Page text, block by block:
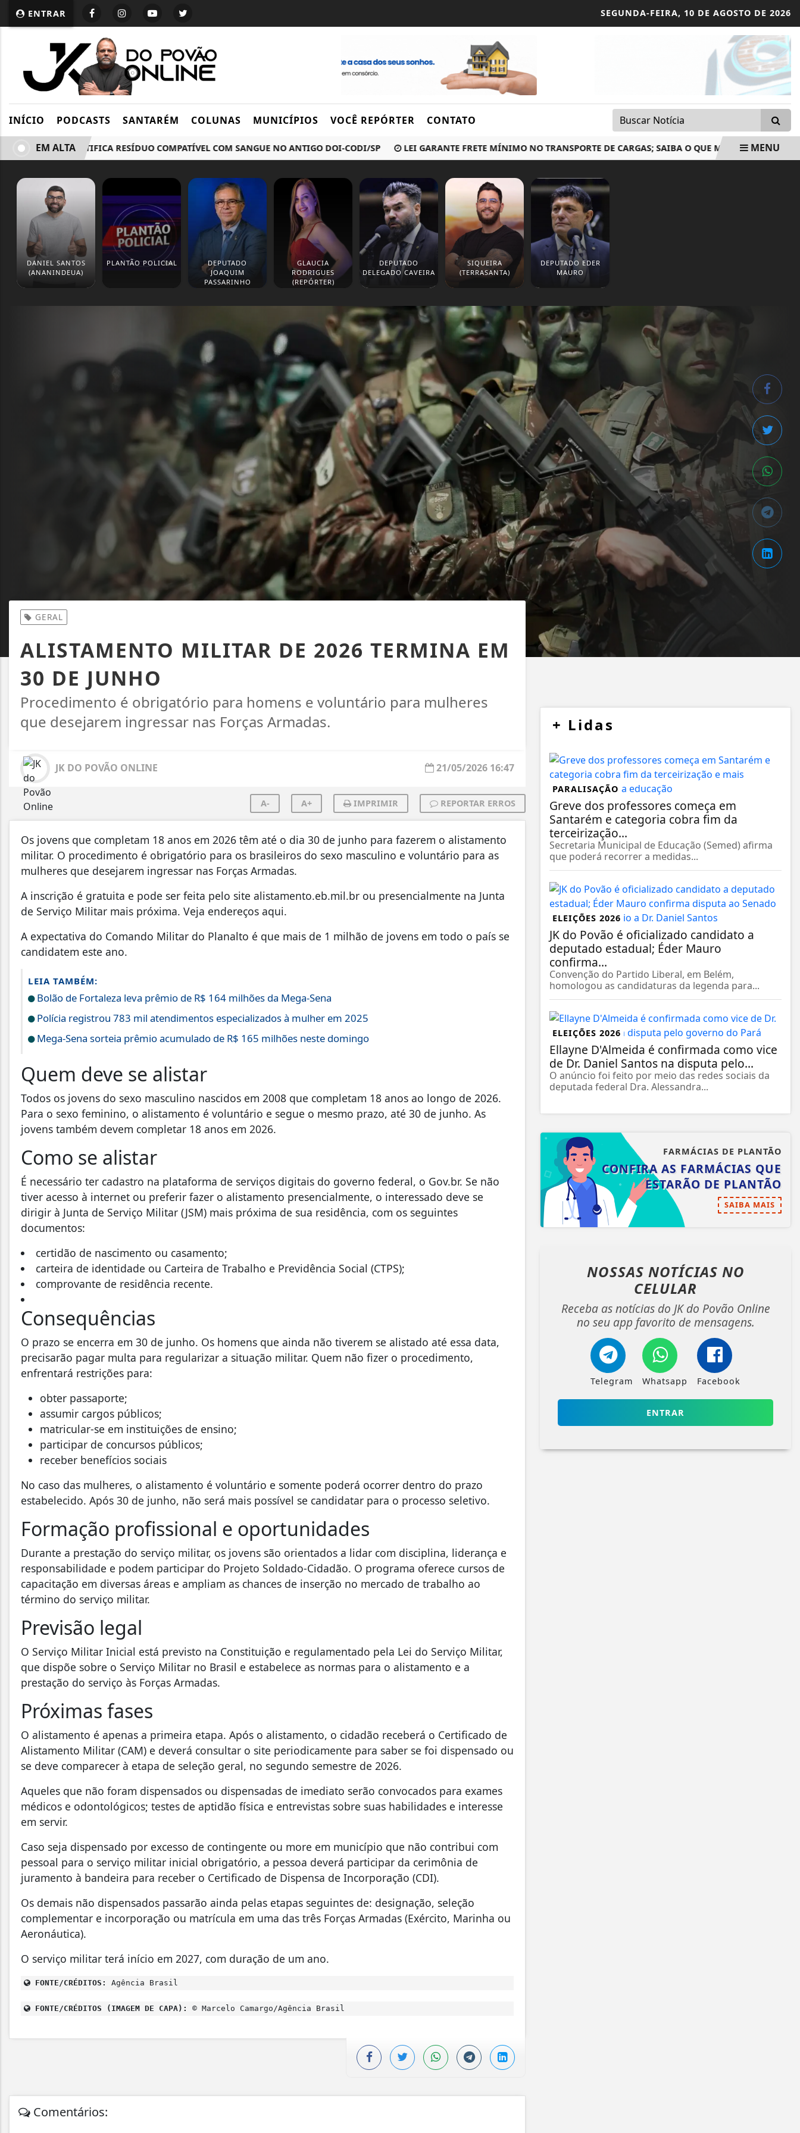
ENTRAR SEGUNDA-FEIRA, 10 DE AGOSTO DE 2026
INÍCIO PODCASTS SANTARÉM COLUNAS MUNICÍPIOS VOCÊ REPÓRTER CONTATO
UNIFESP IDENTIFICA RESÍDUO COMPATÍVEL COM SANGUE NO ANTIGO DOI-CODI/SP LEI GARANTE FRETE MÍNIMO NO TRANSPORTE DE CARGAS; SAIBA O QUE MUDA COPOM
EM ALTA MENU
DANIEL SANTOS
(ANANINDEUA)
PLANTÃO POLICIAL
DEPUTADO
JOAQUIM
PASSARINHO
GLAUCIA
RODRIGUES
(REPÓRTER)
DEPUTADO
DELEGADO CAVEIRA
SIQUEIRA
(TERRASANTA)
DEPUTADO EDER
MAURO
GERAL
ALISTAMENTO MILITAR DE 2026 TERMINA EM
30 DE JUNHO
Procedimento é obrigatório para homens e voluntário para mulheres
que desejarem ingressar nas Forças Armadas.
JK DO POVÃO ONLINE 21/05/2026 16:47
A- A+ IMPRIMIR REPORTAR ERROS
Os jovens que completam 18 anos em 2026 têm até o dia 30 de junho para fazerem o alistamento
militar. O procedimento é obrigatório para os brasileiros do sexo masculino e voluntário para as
mulheres que desejarem ingressar nas Forças Armadas.
A inscrição é gratuita e pode ser feita pelo site alistamento.eb.mil.br ou presencialmente na Junta
de Serviço Militar mais próxima. Veja endereços aqui.
A expectativa do Comando Militar do Planalto é que mais de 1 milhão de jovens em todo o país se
candidatem este ano.
LEIA TAMBÉM:
Bolão de Fortaleza leva prêmio de R$ 164 milhões da Mega-Sena
Polícia registrou 783 mil atendimentos especializados à mulher em 2025
Mega-Sena sorteia prêmio acumulado de R$ 165 milhões neste domingo
Quem deve se alistar
Todos os jovens do sexo masculino nascidos em 2008 que completam 18 anos ao longo de 2026.
Para o sexo feminino, o alistamento é voluntário e segue o mesmo prazo, até 30 de junho. As
jovens também devem completar 18 anos em 2026.
Como se alistar
É necessário ter cadastro na plataforma de serviços digitais do governo federal, o Gov.br. Se não
tiver acesso à internet ou preferir fazer o alistamento presencialmente, o interessado deve se
dirigir à Junta de Serviço Militar (JSM) mais próxima de sua residência, com os seguintes
documentos:
certidão de nascimento ou casamento;
carteira de identidade ou Carteira de Trabalho e Previdência Social (CTPS);
comprovante de residência recente.
Consequências
O prazo se encerra em 30 de junho. Os homens que ainda não tiverem se alistado até essa data,
precisarão pagar multa para regularizar a situação militar. Quem não fizer o procedimento,
enfrentará restrições para:
obter passaporte;
assumir cargos públicos;
matricular-se em instituições de ensino;
participar de concursos públicos;
receber benefícios sociais
No caso das mulheres, o alistamento é voluntário e somente poderá ocorrer dentro do prazo
estabelecido. Após 30 de junho, não será mais possível se candidatar para o processo seletivo.
Formação profissional e oportunidades
Durante a prestação do serviço militar, os jovens são orientados a lidar com disciplina, liderança e
responsabilidade e podem participar do Projeto Soldado-Cidadão. O programa oferece cursos de
capacitação em diversas áreas e ampliam as chances de inserção no mercado de trabalho ao
término do serviço militar.
Previsão legal
O Serviço Militar Inicial está previsto na Constituição e regulamentado pela Lei do Serviço Militar,
que dispõe sobre o Serviço Militar no Brasil e estabelece as normas para o alistamento e a
prestação do serviço às Forças Armadas.
Próximas fases
O alistamento é apenas a primeira etapa. Após o alistamento, o cidadão receberá o Certificado de
Alistamento Militar (CAM) e deverá consultar o site periodicamente para saber se foi dispensado ou
se deve comparecer à etapa de seleção geral, no segundo semestre de 2026.
Aqueles que não foram dispensados ou dispensadas de imediato serão convocados para exames
médicos e odontológicos; testes de aptidão física e entrevistas sobre suas habilidades e interesse
em servir.
Caso seja dispensado por excesso de contingente ou more em município que não contribui com
pessoal para o serviço militar inicial obrigatório, a pessoa deverá participar da cerimônia de
juramento à bandeira para receber o Certificado de Dispensa de Incorporação (CDI).
Os demais não dispensados passarão ainda pelas etapas seguintes de: designação, seleção
complementar e incorporação ou matrícula em uma das três Forças Armadas (Exército, Marinha ou
Aeronáutica).
O serviço militar terá início em 2027, com duração de um ano.
FONTE/CRÉDITOS: Agência Brasil
FONTE/CRÉDITOS (IMAGEM DE CAPA): © Marcelo Camargo/Agência Brasil
Comentários:
+ Lidas
PARALISAÇÃO
Greve dos professores começa em
Santarém e categoria cobra fim da
terceirização...
Secretaria Municipal de Educação (Semed) afirma
que poderá recorrer a medidas...
ELEIÇÕES 2026
JK do Povão é oficializado candidato a
deputado estadual; Éder Mauro
confirma...
Convenção do Partido Liberal, em Belém,
homologou as candidaturas da legenda para...
ELEIÇÕES 2026
Ellayne D'Almeida é confirmada como vice
de Dr. Daniel Santos na disputa pelo...
O anúncio foi feito por meio das redes sociais da
deputada federal Dra. Alessandra...
FARMÁCIAS DE PLANTÃO
CONFIRA AS FARMÁCIAS QUE
ESTARÃO DE PLANTÃO
SAIBA MAIS
NOSSAS NOTÍCIAS NO
CELULAR
Receba as notícias do JK do Povão Online
no seu app favorito de mensagens.
Telegram Whatsapp Facebook
ENTRAR